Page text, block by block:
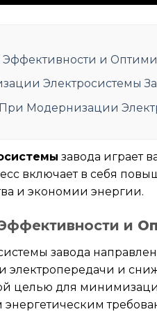
и
Электросистемы
Модернизации
завода играет
включает в себя
и экономии энергии.
и
завода
электропередачи и
целью для
энергетическим